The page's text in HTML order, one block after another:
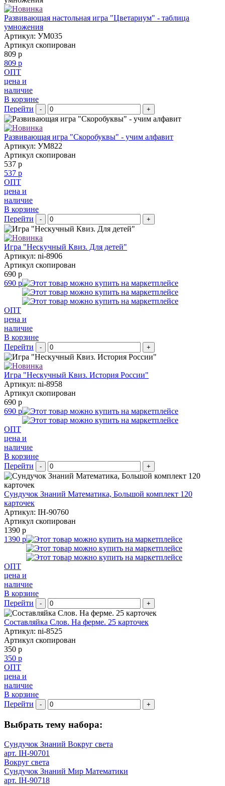
Развивающая настольная игра "Цветариум" - таблица
умножения
Артикул: УМ035
Артикул скопирован
809 р
809 р
ОПТ
цена и
наличие
В корзине
Перейти
- +
Развивающая игра "Скоробуквы" - учим алфавит
Артикул: УМ822
Артикул скопирован
537 р
537 р
ОПТ
цена и
наличие
В корзине
Перейти
- +
Игра "Нескучный Квиз. Для детей"
Артикул: ni-8906
Артикул скопирован
690 р
690 р
ОПТ
цена и
наличие
В корзине
Перейти
- +
Игра "Нескучный Квиз. История России"
Артикул: ni-8958
Артикул скопирован
690 р
690 р
ОПТ
цена и
наличие
В корзине
Перейти
- +
Сундучок Знаний Математика, Большой комплект 120
карточек
Артикул: IH-90760
Артикул скопирован
1390 р
1390 р
ОПТ
цена и
наличие
В корзине
Перейти
- +
Составляйка Слов. На ферме. 25 карточек
Артикул: ni-8525
Артикул скопирован
350 р
350 р
ОПТ
цена и
наличие
В корзине
Перейти
- +
Выбрать тему набора:
Сундучок Знаний Вокруг света
арт. IH-90701
Вокруг света
Сундучок Знаний Мир Математики
арт. IH-90718